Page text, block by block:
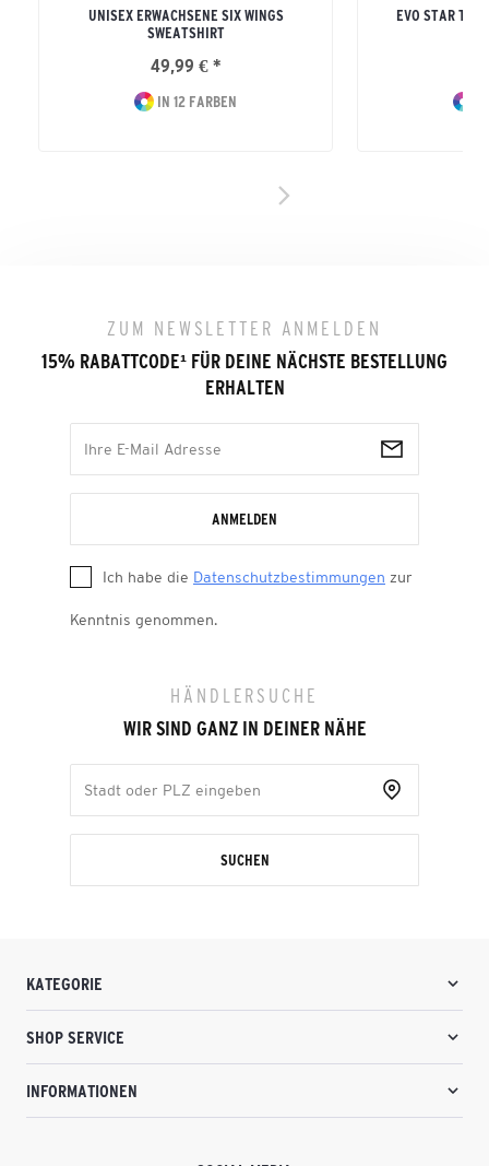
UNISEX ERWACHSENE SIX WINGS
SWEATSHIRT
49,99 € *
IN 12 FARBEN
EVO STAR
ZUM NEWSLETTER ANMELDEN
15% RABATTCODE¹ FÜR DEINE NÄCHSTE BESTELLUNG
ERHALTEN
ANMELDEN
Ich habe die Datenschutzbestimmungen zur
Kenntnis genommen.
HÄNDLERSUCHE
WIR SIND GANZ IN DEINER NÄHE
SUCHEN
KATEGORIE
SHOP SERVICE
INFORMATIONEN